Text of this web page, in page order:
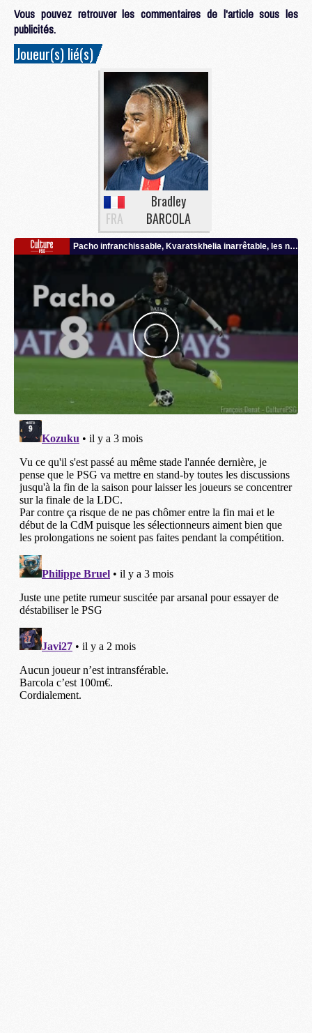
Vous pouvez retrouver les commentaires de l'article sous les
publicités.
Joueur(s) lié(s)
FRA
Bradley
BARCOLA